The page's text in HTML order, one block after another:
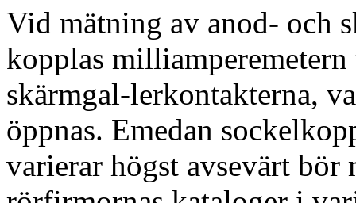
Vid mätning av anod- och
kopplas
skärmgal-lerkontakterna,
öppnas. Emedan
varierar högst avsevärt bör